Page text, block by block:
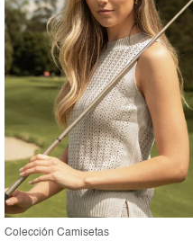
Colección Camisetas